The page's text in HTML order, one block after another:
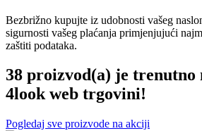
Bezbrižno kupujte iz udobnosti vašeg
sigurnosti vašeg plaćanja primjenjujući
zaštiti podataka.
38 proizvod(a) je
4look web trgovini!
Pogledaj sve proizvode na akciji